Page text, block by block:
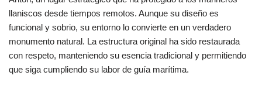
llaniscos desde tiempos remotos. Aunque su diseño es
funcional y sobrio, su entorno lo convierte en un verdadero
monumento natural. La estructura original ha sido restaurada
con respeto, manteniendo su esencia tradicional y permitiendo
que siga cumpliendo su labor de guía marítima.